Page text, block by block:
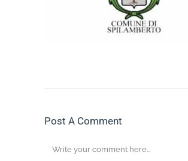
Post A Comment